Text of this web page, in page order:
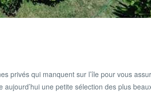
privés qui manquent sur l’île pour vous
une petite sélection des plus